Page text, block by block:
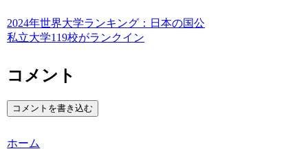
2024年世界大学ランキング：日本の国公
私立大学119校がランクイン
コメント
コメントを書き込む
ホーム